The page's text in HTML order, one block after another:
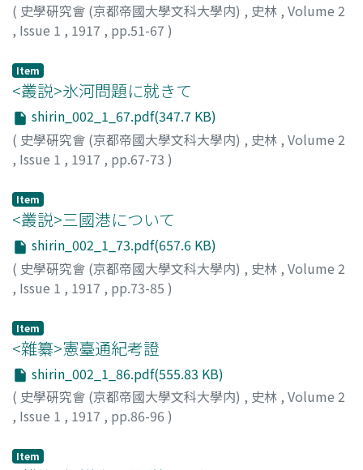
( 史學硏究會 (京都帝國大學文科大學内) , 史林 , Volume 2
, Issue 1 , 1917 , pp.51-67 )
Item
<叢説>氷河問題に就きて
shirin_002_1_67.pdf(347.7 KB)
( 史學硏究會 (京都帝國大學文科大學内) , 史林 , Volume 2
, Issue 1 , 1917 , pp.67-73 )
Item
<叢説>三國港について
shirin_002_1_73.pdf(657.6 KB)
( 史學硏究會 (京都帝國大學文科大學内) , 史林 , Volume 2
, Issue 1 , 1917 , pp.73-85 )
Item
<雜纂>憲臺通紀考證
shirin_002_1_86.pdf(555.83 KB)
( 史學硏究會 (京都帝國大學文科大學内) , 史林 , Volume 2
, Issue 1 , 1917 , pp.86-96 )
Item